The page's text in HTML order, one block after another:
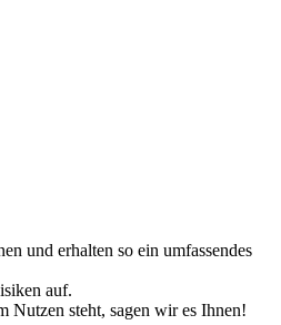
und erhalten so ein umfassendes
auf.
Nutzen steht, sagen wir es Ihnen!